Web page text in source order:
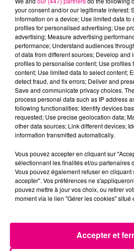
22 juillet 2026
Toulouse : circulation
secteur François
your consent and/or our legitimate interest:
information on a device; Use limited data to
profiles for personalised advertising; Use
advertising; Measure advertising
performance; Understand audiences
of data from different sources; Develop and
profiles to personalise content; Use profiles
content; Use limited data to select content;
detect fraud, and fix errors; Deliver and
Save and communicate privacy choices.
process personal data such as IP address
following functionalities: Identify devices
requested; Use precise geolocation data;
other data sources; Link different devices;
information transmitted automatically.
Vous pouvez accepter en cliquant sur
sélectionnant les finalités et/ou partenaires
Vous pouvez également refuser en cliquant
accepter". Vos préférences ne
pouvez mettre à jour vos choix, ou retirer
moment via le lien "Gérer les cookies" situé
Accepter et